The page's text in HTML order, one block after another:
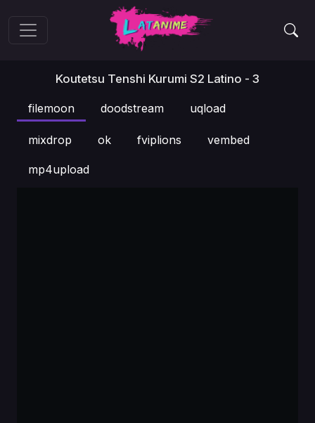
Koutetsu Tenshi Kurumi S2 Latino - 3
filemoon doodstream uqload
mixdrop ok fviplions vembed
mp4upload